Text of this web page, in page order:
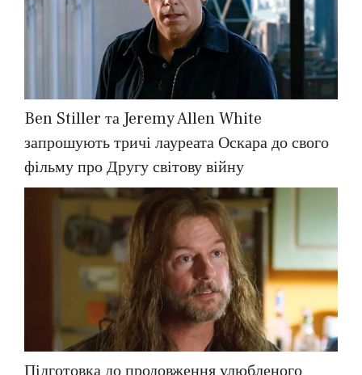
Ben Stiller та Jeremy Allen White
запрошують тричі лауреата Оскара до свого
фільму про Другу світову війну